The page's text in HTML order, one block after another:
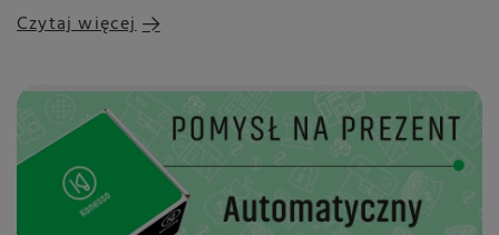
Czytaj więcej